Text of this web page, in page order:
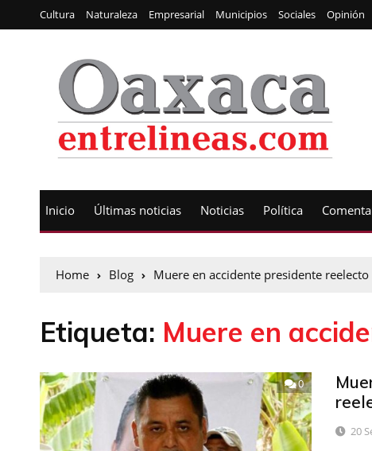
Cultura Naturaleza Empresarial Municipios Sociales Opinión
Inicio Últimas noticias Noticias Política
Home Blog Muere en accidente presidente reelecto
Etiqueta: Muere en
0
20